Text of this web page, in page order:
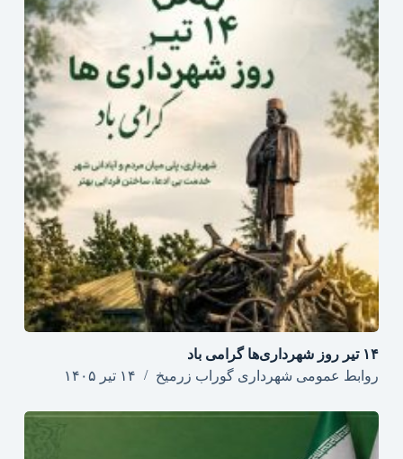
۱۴ تیر روز شهرداری‌ها گرامی باد
روابط عمومی شهرداری گوراب زرمیخ
۱۴ تیر ۱۴۰۵